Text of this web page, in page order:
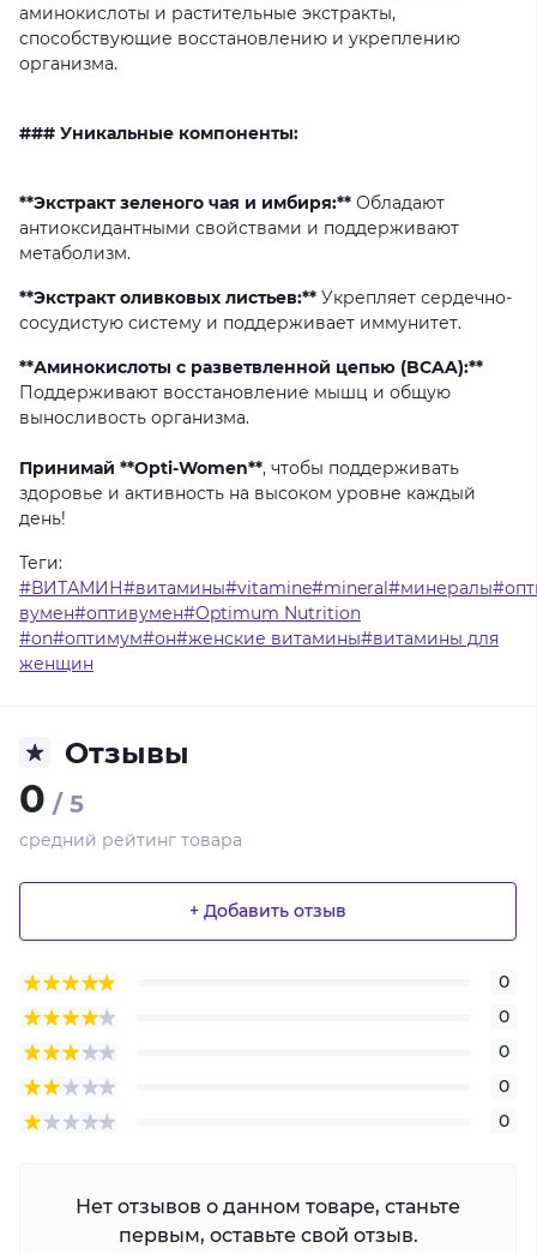
аминокислоты и растительные экстракты,
способствующие восстановлению и укреплению
организма.
### Уникальные компоненты:
**Экстракт зеленого чая и имбиря:** Обладают
антиоксидантными свойствами и поддерживают
метаболизм.
**Экстракт оливковых листьев:** Укрепляет сердечно-
сосудистую систему и поддерживает иммунитет.
**Аминокислоты с разветвленной цепью (BCAA):**
Поддерживают восстановление мышц и общую
выносливость организма.
Принимай **Opti-Women**, чтобы поддерживать
здоровье и активность на высоком уровне каждый
день!
Теги:
вумен#оптивумен#Optimum Nutrition
#on#оптимум#он#женские витамины#витамины для
женщин
Отзывы
0 / 5
средний рейтинг товара
+ Добавить отзыв
0
0
0
0
0
Нет отзывов о данном товаре, станьте
первым, оставьте свой отзыв.